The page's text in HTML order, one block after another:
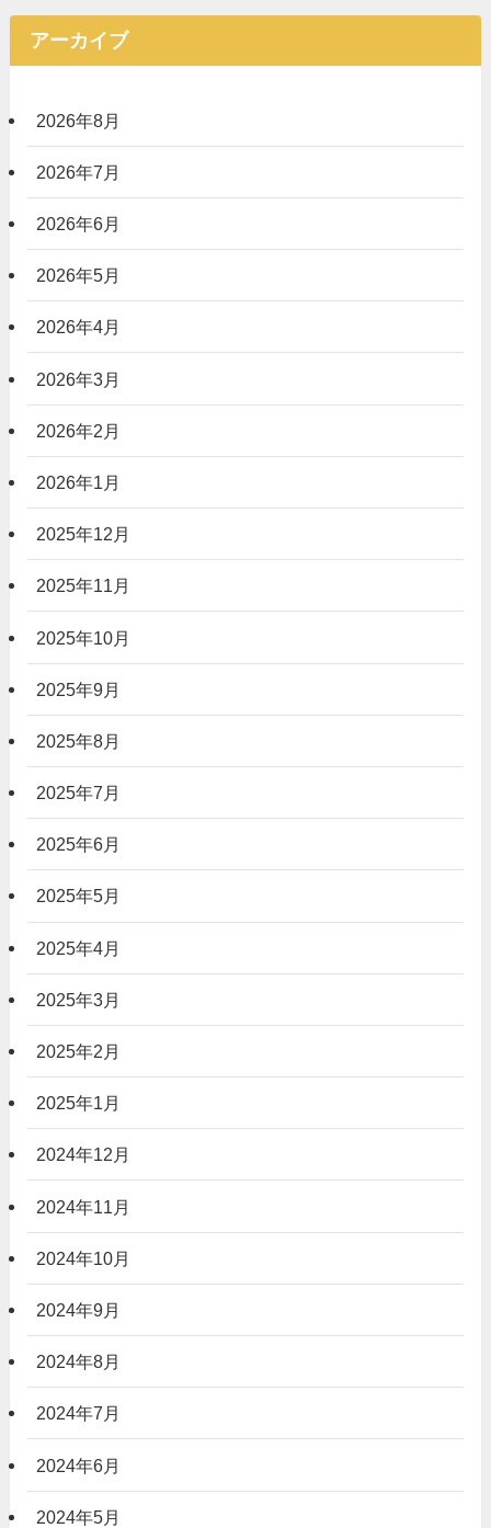
アーカイブ
2026年8月
2026年7月
2026年6月
2026年5月
2026年4月
2026年3月
2026年2月
2026年1月
2025年12月
2025年11月
2025年10月
2025年9月
2025年8月
2025年7月
2025年6月
2025年5月
2025年4月
2025年3月
2025年2月
2025年1月
2024年12月
2024年11月
2024年10月
2024年9月
2024年8月
2024年7月
2024年6月
2024年5月